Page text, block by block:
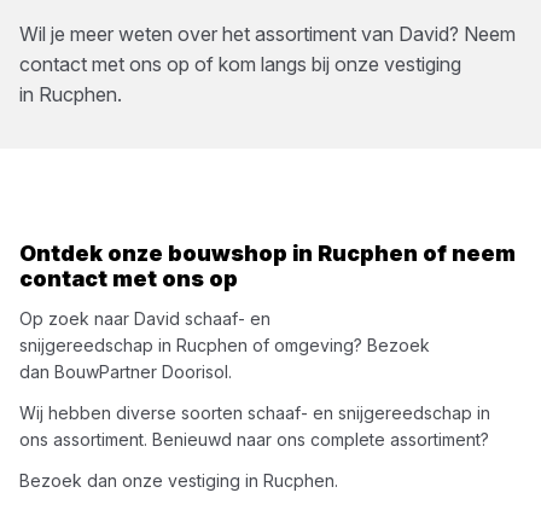
Wil je meer weten over het assortiment van David? Neem
contact met ons op of kom langs bij onze vestiging
in Rucphen.
Ontdek onze bouwshop in Rucphen of neem
contact met ons op
Op zoek naar David schaaf- en
snijgereedschap in Rucphen of omgeving? Bezoek
dan BouwPartner Doorisol.
Wij hebben diverse soorten schaaf- en snijgereedschap in
ons assortiment. Benieuwd naar ons complete assortiment?
Bezoek dan onze vestiging in Rucphen.